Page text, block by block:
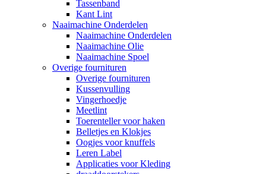
Tassenband
Kant Lint
Naaimachine Onderdelen
Naaimachine Onderdelen
Naaimachine Olie
Naaimachine Spoel
Overige fournituren
Overige fournituren
Kussenvulling
Vingerhoedje
Meetlint
Toerenteller voor haken
Belletjes en Klokjes
Oogjes voor knuffels
Leren Label
Applicaties voor Kleding